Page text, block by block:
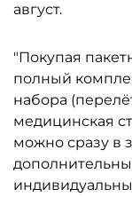
август.
"Покупая
полный
набора
медицинская
можно сразу в